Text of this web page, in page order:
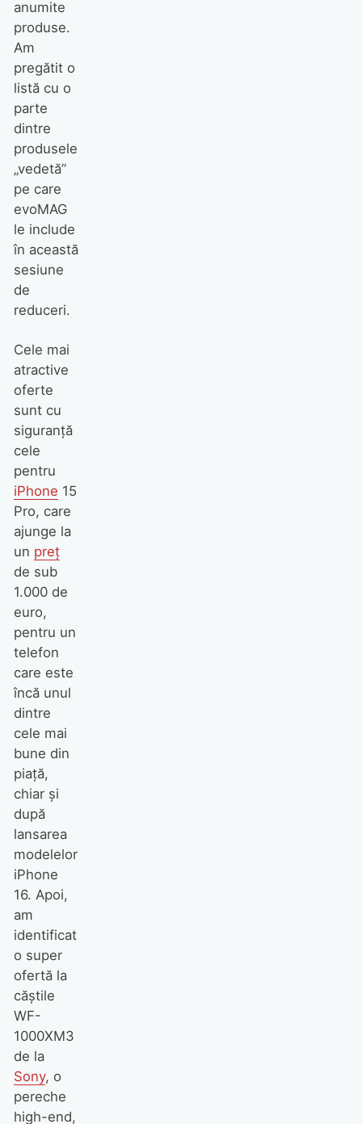
anumite
produse.
Am
pregătit o
listă cu o
parte
dintre
produsele
„vedetă”
pe care
evoMAG
le include
în această
sesiune
de
reduceri.
Cele mai
atractive
oferte
sunt cu
siguranță
cele
pentru
iPhone 15
Pro, care
ajunge la
un preț
de sub
1.000 de
euro,
pentru un
telefon
care este
încă unul
dintre
cele mai
bune din
piață,
chiar și
după
lansarea
modelelor
iPhone
16. Apoi,
am
identificat
o super
ofertă la
căștile
WF-
1000XM3
de la
Sony, o
pereche
high-end,